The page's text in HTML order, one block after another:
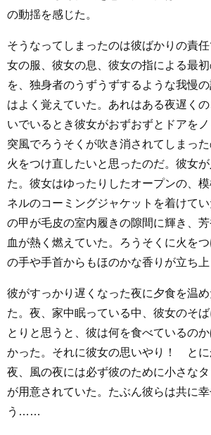
の動揺を感じた。
そうなってしまったのは彼ばかりの責
女の服、彼女の息、彼女の指による最
を、独身者のうずうずするような我慢
はよく覚えていた。あれはある夜遅く
いでいるとき彼女がおずおずとドアを
突風でろうそくが吹き消されてしまっ
火をつけ直したいと思ったのだ。彼女
た。彼女はゆったりしたオープンの、
ネルのコーミングジャケットを着けて
の甲が毛皮の室内履きの隙間に輝き、
血が熱く燃えていた。ろうそくに火を
の手や手首からもほのかな香りが立ち上
彼がすっかり遅くなった夜に夕食を温
た。夜、家中眠っている中、彼女のそ
とりと思うと、彼は何を食べているの
かった。それに彼女の思いやり！ と
夜、風の夜には必ず彼のために小さな
が用意されていた。たぶん彼らは共に
う……